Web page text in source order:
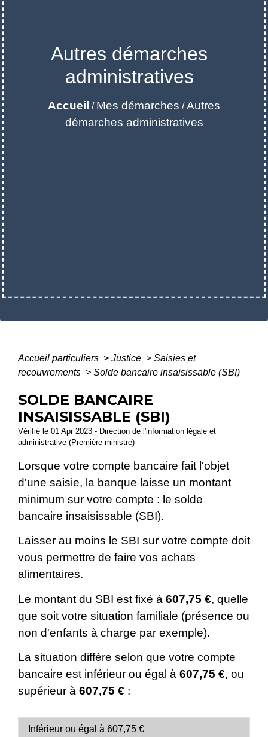
Autres démarches
administratives
Accueil / Mes démarches / Autres
démarches administratives
Accueil particuliers > Justice > Saisies et
recouvrements > Solde bancaire insaisissable (SBI)
SOLDE BANCAIRE
INSAISISSABLE (SBI)
Vérifié le 01 Apr 2023 - Direction de l'information légale et
administrative (Première ministre)
Lorsque votre compte bancaire fait l'objet
d'une saisie, la banque laisse un montant
minimum sur votre compte : le solde
bancaire insaisissable (SBI).
Laisser au moins le SBI sur votre compte doit
vous permettre de faire vos achats
alimentaires.
Le montant du SBI est fixé à 607,75 €, quelle
que soit votre situation familiale (présence ou
non d'enfants à charge par exemple).
La situation diffère selon que votre compte
bancaire est inférieur ou égal à 607,75 €, ou
supérieur à 607,75 € :
Inférieur ou égal à 607,75 €